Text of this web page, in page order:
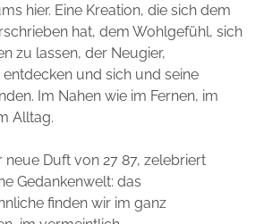
hier. Eine Kreation, die sich dem
hat, dem Wohlgefühl, sich
zu lassen, der Neugier,
und sich und seine
Im Nahen wie im Fernen, im
Alltag.
neue Duft von 27 87, zelebriert
Gedankenwelt: das
finden wir im ganz